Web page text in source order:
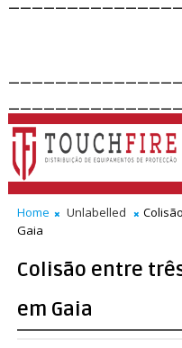
Home Unlabelled
Gaia
Colisão entre
em Gaia